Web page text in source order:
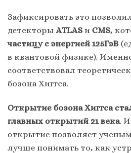
Зафиксировать это
детекторы ATLAS и CMS,
частицу с энергией 125ГэВ
в квантовой физике).
соответствовал
бозона Хиггса.
Открытие бозона Хиггса
главных открытий 21 века.
открытие позволяет
лучше понимать то, как